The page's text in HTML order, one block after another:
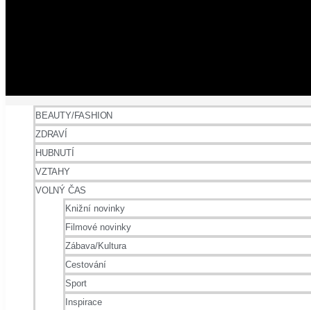
BEAUTY/FASHION
ZDRAVÍ
HUBNUTÍ
VZTAHY
VOLNÝ ČAS
Knižní novinky
Filmové novinky
Zábava/Kultura
Cestování
Sport
Inspirace